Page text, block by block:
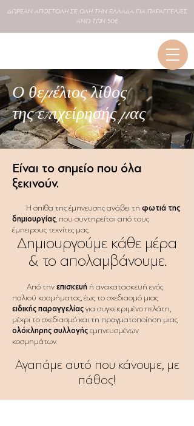
ΔΩΡΕΑΝ ΑΠΟΣΤΟΛΗ ΣΕ ΟΛΗΤΗΝ ΕΛΛΑΔΑ ΓΙΑ ΠΑΡΑΓΓΕΛΙΕΣ
ΑΝΩ ΤΩΝ 50€
Ο θεμέλιος λίθος
της επιχείρησής μας
Είναι το σημείο που όλα
ξεκινούν.
Η σπίθα της έμπνευσης ανάβει τη φωτιά της
δημιουργίας, που συντηρείται από τους
έμπειρους τεχνίτες μας.
Δημιουργούμε κάθε μέρα
& το απολαμβάνουμε.
Από την επισκευή ή ανακατασκευή ενός
παλιού κοσμήματος, έως το σχεδιασμό μιας
ειδικής παραγγελίας για συγκεκριμένο πελάτη,
μέχρι το σχεδιασμό και τη πραγματοποίηση μιας
ολόκληρης συλλογής εμπνευσμένων
κοσμημάτων.
Αγαπάμε αυτό που κάνουμε, με
πάθος!